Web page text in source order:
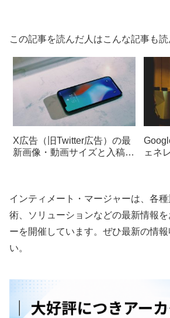
この記事を読んだ人はこんな記事も
X広告（旧Twitter広告）の最
新画像・動画サイズと入稿ガ
ェネ
インティメート・マージャーは、各
術、ソリューションなどの最新情報
ーを開催しています。ぜひ最新の情
い。